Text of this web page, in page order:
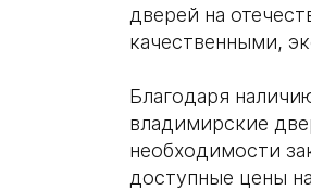
дверей на
качественными,
Благодаря
владимирские
необходимости
доступные цены